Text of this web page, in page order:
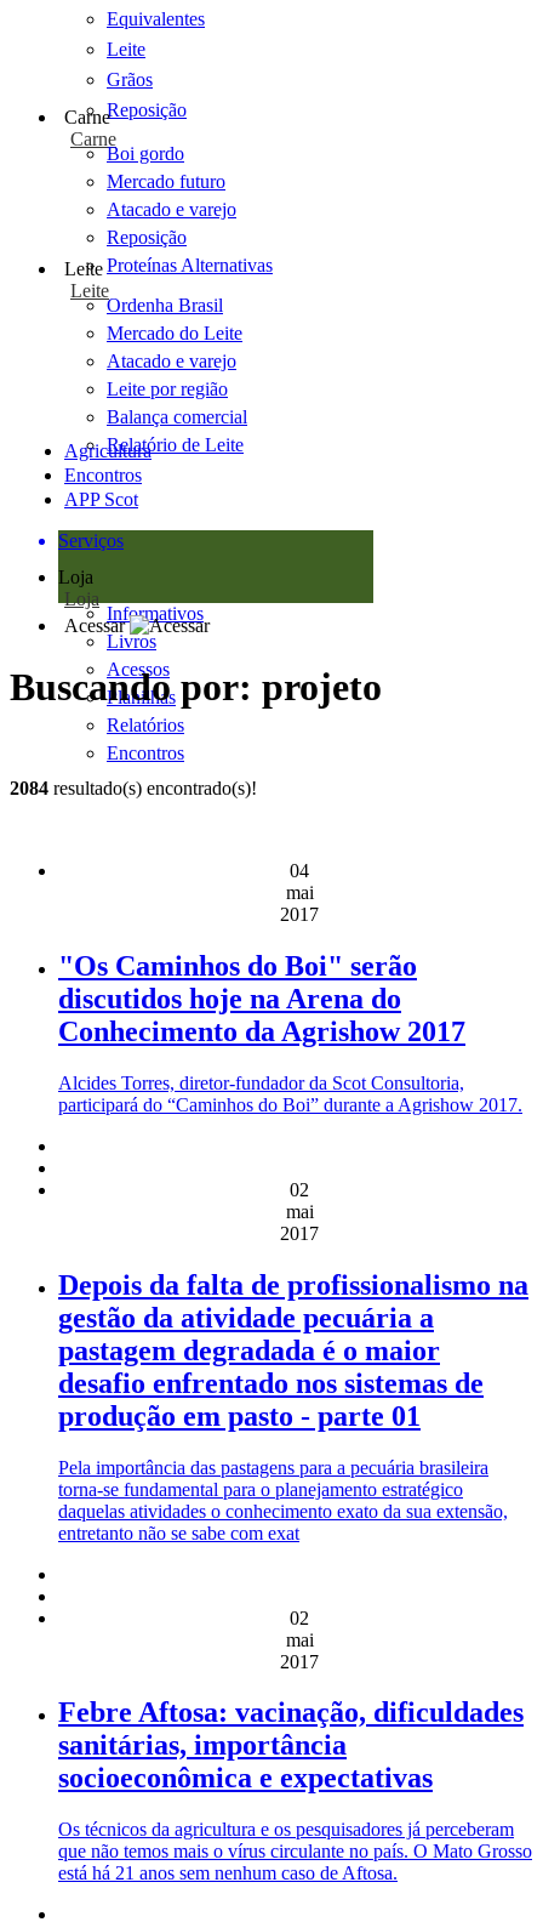
Equivalentes
Leite
Grãos
Reposição
Carne
Carne
Boi gordo
Mercado futuro
Atacado e varejo
Reposição
Proteínas Alternativas
Leite
Leite
Ordenha Brasil
Mercado do Leite
Atacado e varejo
Leite por região
Balança comercial
Relatório de Leite
Agricultura
Encontros
APP Scot
Serviços
Loja
Loja
Informativos
Livros
Acessos
Planilhas
Relatórios
Encontros
Acessar
Buscando por: projeto
2084 resultado(s) encontrado(s)!
04
mai
2017
"Os Caminhos do Boi" serão
discutidos hoje na Arena do
Conhecimento da Agrishow 2017
Alcides Torres, diretor-fundador da Scot Consultoria,
participará do “Caminhos do Boi” durante a Agrishow 2017.
02
mai
2017
Depois da falta de profissionalismo na
gestão da atividade pecuária a
pastagem degradada é o maior
desafio enfrentado nos sistemas de
produção em pasto - parte 01
Pela importância das pastagens para a pecuária brasileira
torna-se fundamental para o planejamento estratégico
daquelas atividades o conhecimento exato da sua extensão,
entretanto não se sabe com exat
02
mai
2017
Febre Aftosa: vacinação, dificuldades
sanitárias, importância
socioeconômica e expectativas
Os técnicos da agricultura e os pesquisadores já perceberam
que não temos mais o vírus circulante no país. O Mato Grosso
está há 21 anos sem nenhum caso de Aftosa.